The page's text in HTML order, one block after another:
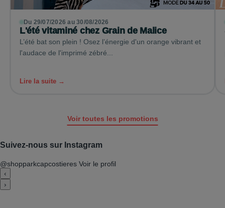
Du 29/07/2026 au 30/08/2026
L'été vitaminé chez Grain de Malice
L’été bat son plein ! Osez l’énergie d'un orange vibrant et
l'audace de l'imprimé zébré...
Lire la suite →
Voir toutes les promotions
Suivez-nous sur Instagram
@shopparkcapcostieres Voir le profil
‹
›